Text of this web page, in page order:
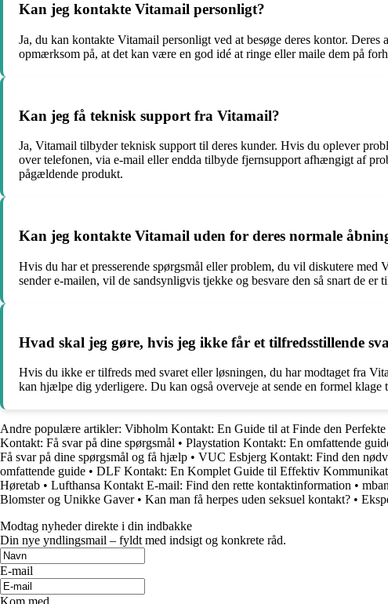
Kan jeg kontakte Vitamail personligt?
Ja, du kan kontakte Vitamail personligt ved at besøge deres kontor.
opmærksom på, at det kan være en god idé at ringe eller maile dem på
Kan jeg få teknisk support fra Vitamail?
Ja, Vitamail tilbyder teknisk support til deres kunder. Hvis du oplever
over telefonen, via e-mail eller endda tilbyde fjernsupport afhængigt af
pågældende produkt.
Kan jeg kontakte Vitamail uden for deres normale
Hvis du har et presserende spørgsmål eller problem, du vil diskutere
sender e-mailen, vil de sandsynligvis tjekke og besvare den så snart de
Hvad skal jeg gøre, hvis jeg ikke får et tilfredsstillende
Hvis du ikke er tilfreds med svaret eller løsningen, du har modtaget fra
kan hjælpe dig yderligere. Du kan også overveje at sende en formel
Andre populære artikler: Vibholm Kontakt: En Guide til at Finde den Perfekte
Kontakt: Få svar på dine spørgsmål • Playstation Kontakt: En omfattende
Få svar på dine spørgsmål og få hjælp • VUC Esbjerg Kontakt: Find den
omfattende guide • DLF Kontakt: En Komplet Guide til Effektiv
Høretab • Lufthansa Kontakt E-mail: Find den rette kontaktinformation •
Blomster og Unikke Gaver• Kan man få herpes uden seksuel kontakt? •
Modtag nyheder direkte i din indbakke
Din nye yndlingsmail – fyldt med indsigt og konkrete råd.
E-mail